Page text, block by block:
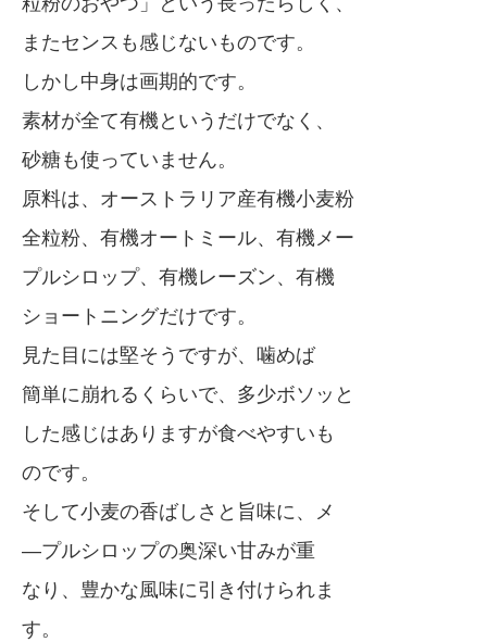
またセンスも感じないものです。
しかし中身は画期的です。
素材が全て有機というだけでなく、
砂糖も使っていません。
原料は、オーストラリア産有機小麦粉
全粒粉、有機オートミール、有機メー
プルシロップ、有機レーズン、有機
ショートニングだけです。
見た目には堅そうですが、噛めば
簡単に崩れるくらいで、多少ボソッと
した感じはありますが食べやすいも
のです。
そして小麦の香ばしさと旨味に、メ
―プルシロップの奥深い甘みが重
なり、豊かな風味に引き付けられま
す。